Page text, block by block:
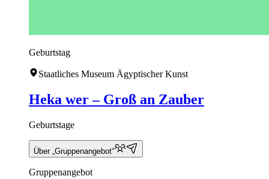
Geburtstag
Staatliches Museum Ägyptischer Kunst
Heka wer – Groß an Zauber
Geburtstage
Über „Gruppenangebot“
Gruppenangebot